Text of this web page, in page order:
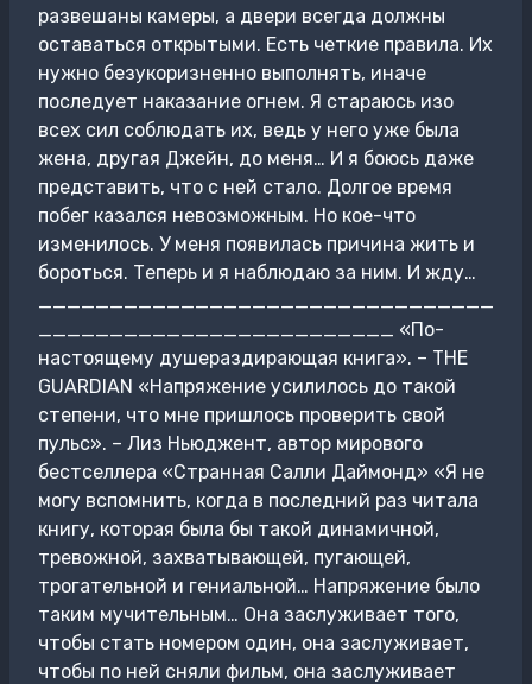
развешаны камеры, а двери всегда должны
оставаться открытыми. Есть четкие правила. Их
нужно безукоризненно выполнять, иначе
последует наказание огнем. Я стараюсь изо
всех сил соблюдать их, ведь у него уже была
жена, другая Джейн, до меня… И я боюсь даже
представить, что с ней стало. Долгое время
побег казался невозможным. Но кое-что
изменилось. У меня появилась причина жить и
бороться. Теперь и я наблюдаю за ним. И жду…
________________________________
_________________________ «По-
настоящему душераздирающая книга». – THE
GUARDIAN «Напряжение усилилось до такой
степени, что мне пришлось проверить свой
пульс». – Лиз Ньюджент, автор мирового
бестселлера «Странная Салли Даймонд» «Я не
могу вспомнить, когда в последний раз читала
книгу, которая была бы такой динамичной,
тревожной, захватывающей, пугающей,
трогательной и гениальной… Напряжение было
таким мучительным… Она заслуживает того,
чтобы стать номером один, она заслуживает,
чтобы по ней сняли фильм, она заслуживает